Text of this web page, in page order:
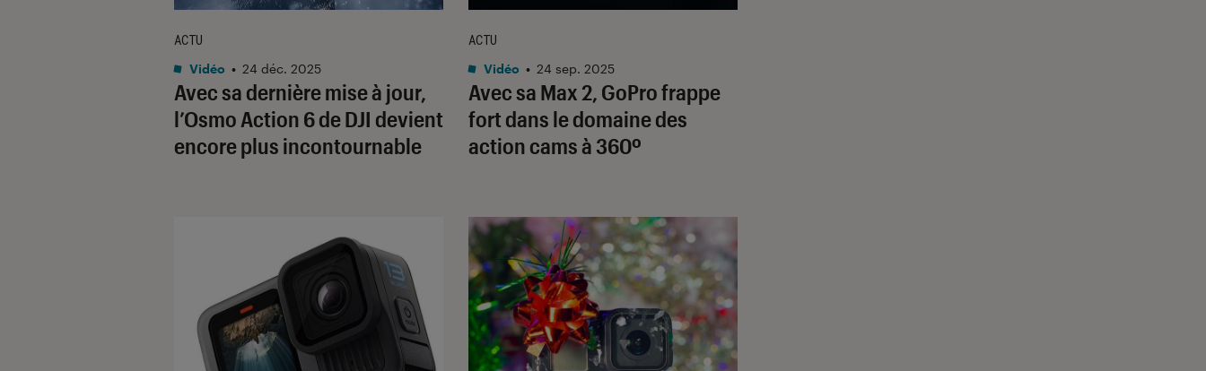
Avec sa dernière mise à jour,
l’Osmo Action 6 de DJI devient
encore plus incontournable
ACTU
Vidéo • 24 déc. 2025
Avec sa Max 2, GoPro frappe
fort dans le domaine des
action cams à 360º
ACTU
Vidéo • 24 sep. 2025